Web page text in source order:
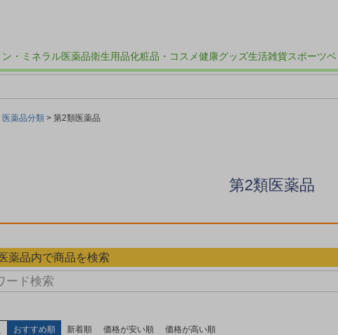
ン・ミネラル医薬品衛生用品化粧品・コスメ健康グッズ生活雑貨スポーツ
医薬品分類 第2類医薬品
第2類医薬品
薬品内で商品を検索
おすすめ順 新着順 価格が安い順 価格が高い順